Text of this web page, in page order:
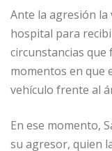
Ante la agresión la
hospital para
circunstancias que
momentos en que
vehículo frente al
En ese momento,
su agresor, quien